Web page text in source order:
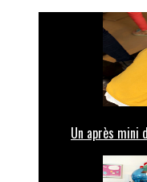
Un après mini